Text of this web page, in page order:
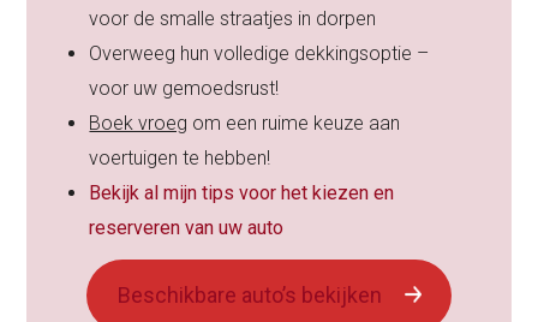
voor de smalle straatjes in dorpen
Overweeg hun volledige dekkingsoptie –
voor uw gemoedsrust!
Boek vroeg om een ruime keuze aan
voertuigen te hebben!
Bekijk al mijn tips voor het kiezen en
reserveren van uw auto
Beschikbare auto’s bekijken